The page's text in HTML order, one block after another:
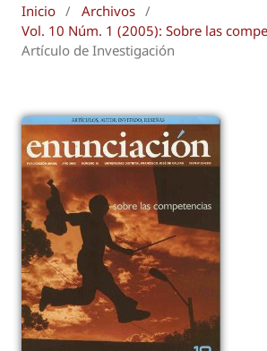
Inicio / Archivos /
Vol. 10 Núm. 1 (2005): Sobre las
Artículo de Investigación